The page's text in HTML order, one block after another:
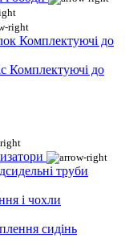
Комплектуючі до
Комплектуючі до
труби
і чохли
сидінь